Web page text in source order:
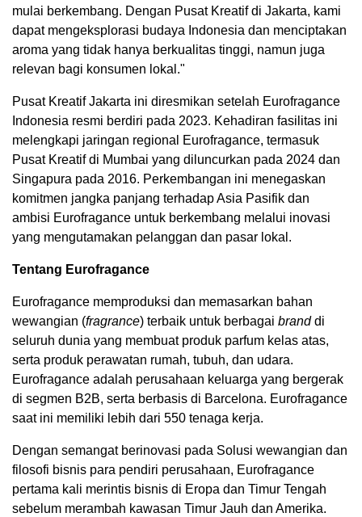
mulai berkembang. Dengan Pusat Kreatif di Jakarta, kami
dapat mengeksplorasi budaya Indonesia dan menciptakan
aroma yang tidak hanya berkualitas tinggi, namun juga
relevan bagi konsumen lokal."
Pusat Kreatif Jakarta ini diresmikan setelah Eurofragance
Indonesia resmi berdiri pada 2023. Kehadiran fasilitas ini
melengkapi jaringan regional Eurofragance, termasuk
Pusat Kreatif di Mumbai yang diluncurkan pada 2024 dan
Singapura pada 2016. Perkembangan ini menegaskan
komitmen jangka panjang terhadap Asia Pasifik dan
ambisi Eurofragance untuk berkembang melalui inovasi
yang mengutamakan pelanggan dan pasar lokal.
Tentang Eurofragance
Eurofragance memproduksi dan memasarkan bahan
wewangian (fragrance) terbaik untuk berbagai branddi
seluruh dunia yang membuat produk parfum kelas atas,
serta produk perawatan rumah, tubuh, dan udara.
Eurofragance adalah perusahaan keluarga yang bergerak
di segmen B2B, serta berbasis di Barcelona. Eurofragance
saat ini memiliki lebih dari 550 tenaga kerja.
Dengan semangat berinovasi pada Solusi wewangian dan
filosofi bisnis para pendiri perusahaan, Eurofragance
pertama kali merintis bisnis di Eropa dan Timur Tengah
sebelum merambah kawasan Timur Jauh dan Amerika.